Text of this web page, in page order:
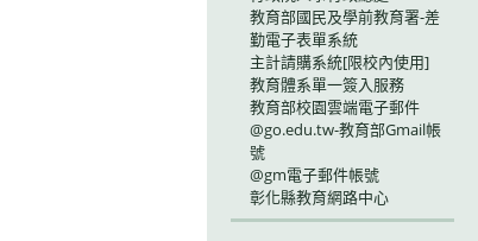
教育部國民及學前教育署-差
勤電子表單系統
主計請購系統[限校內使用]
教育體系單一簽入服務
教育部校園雲端電子郵件
@go.edu.tw-教育部Gmail帳
號
@gm電子郵件帳號
彰化縣教育網路中心